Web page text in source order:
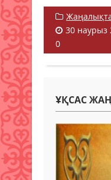
30 наурыз
0
ҰҚСАС